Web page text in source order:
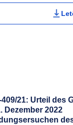
21: Urteil des
Dezember 2022